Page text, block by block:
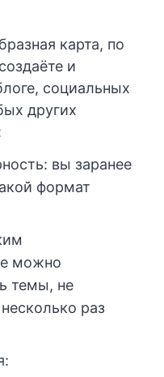
карта, по
и
социальных
других
вы заранее
формат
можно
темы, не
раз